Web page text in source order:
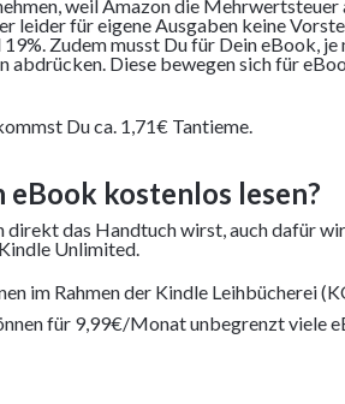
weil Amazon die
leider für eigene Ausgaben keine
Zudem musst Du für Dein eBook,
abdrücken. Diese bewegen sich für
Du ca. 1,71€ Tantieme.
eBook kostenlos lesen?
direkt das Handtuch wirst, auch dafür
Unlimited.
im Rahmen der Kindle Leihbücherei
für 9,99€/Monat unbegrenzt viele